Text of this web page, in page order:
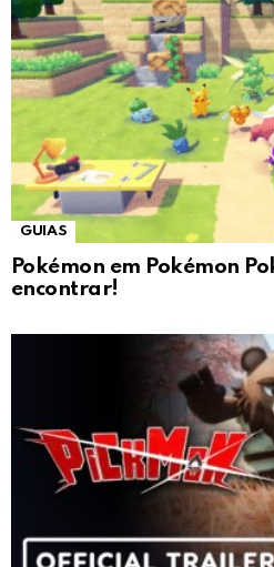
GUIAS
Pokémon em Pokémon
encontrar!